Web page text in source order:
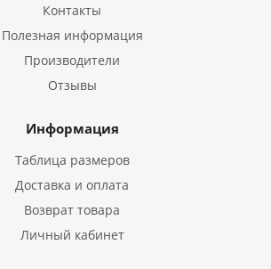
Контакты
Полезная информация
Производители
Отзывы
Информация
Таблица размеров
Доставка и оплата
Возврат товара
Личный кабинет